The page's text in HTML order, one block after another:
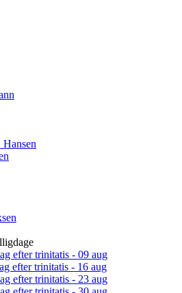
efter trinitatis - 09 aug
efter trinitatis - 16 aug
efter trinitatis - 23 aug